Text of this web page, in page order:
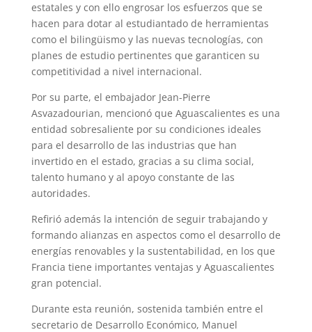
estatales y con ello engrosar los esfuerzos que se
hacen para dotar al estudiantado de herramientas
como el bilingüismo y las nuevas tecnologías, con
planes de estudio pertinentes que garanticen su
competitividad a nivel internacional.
Por su parte, el embajador Jean-Pierre
Asvazadourian, mencionó que Aguascalientes es una
entidad sobresaliente por su condiciones ideales
para el desarrollo de las industrias que han
invertido en el estado, gracias a su clima social,
talento humano y al apoyo constante de las
autoridades.
Refirió además la intención de seguir trabajando y
formando alianzas en aspectos como el desarrollo de
energías renovables y la sustentabilidad, en los que
Francia tiene importantes ventajas y Aguascalientes
gran potencial.
Durante esta reunión, sostenida también entre el
secretario de Desarrollo Económico, Manuel